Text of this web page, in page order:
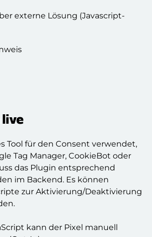
externe Lösung (Javascript-
live
Tool für den Consent verwendet,
Tag Manager, CookieBot oder
das Plugin entsprechend
im Backend. Es können
zur Aktivierung/Deaktivierung
kann der Pixel manuell